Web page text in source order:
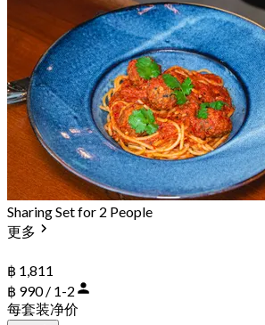
Sharing Set for 2 People
更多
฿ 1,811
฿ 990 / 1-2
每套装净价